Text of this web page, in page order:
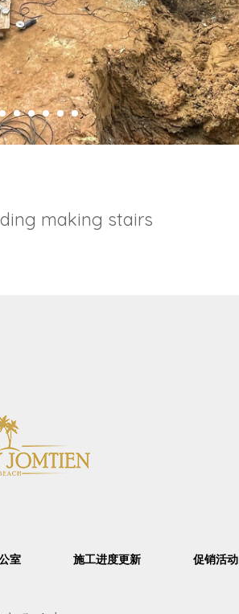
making stairs
室 施工进度更新 促销活动